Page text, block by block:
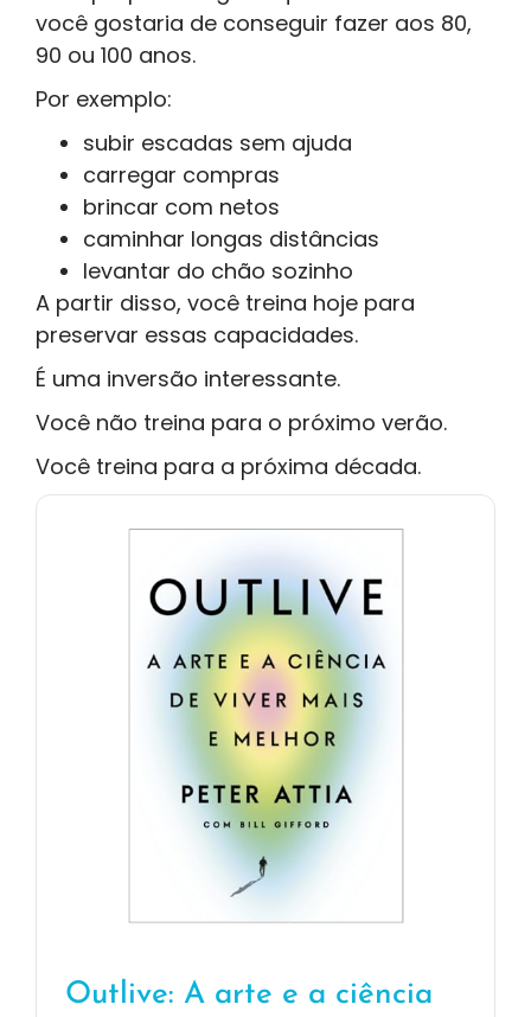
você gostaria de conseguir fazer aos 80,
90 ou 100 anos.
Por exemplo:
subir escadas sem ajuda
carregar compras
brincar com netos
caminhar longas distâncias
levantar do chão sozinho
A partir disso, você treina hoje para
preservar essas capacidades.
É uma inversão interessante.
Você não treina para o próximo verão.
Você treina para a próxima década.
Outlive: A arte e a ciência